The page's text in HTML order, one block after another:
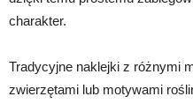
charakter.
Tradycyjne naklejki z różnymi
zwierzętami lub motywami